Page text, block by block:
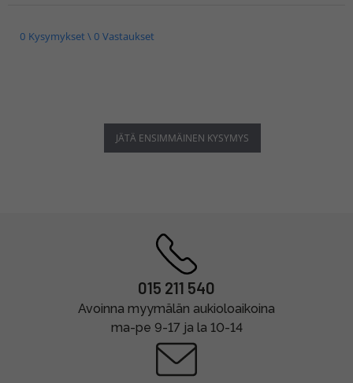
0 Kysymykset \ 0 Vastaukset
JÄTÄ ENSIMMÄINEN KYSYMYS
015 211 540
Avoinna myymälän aukioloaikoina
ma-pe 9-17 ja la 10-14